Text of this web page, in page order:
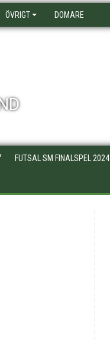
ÖVRIGT DOMARE
FUTSAL SM FINALSPEL 2024